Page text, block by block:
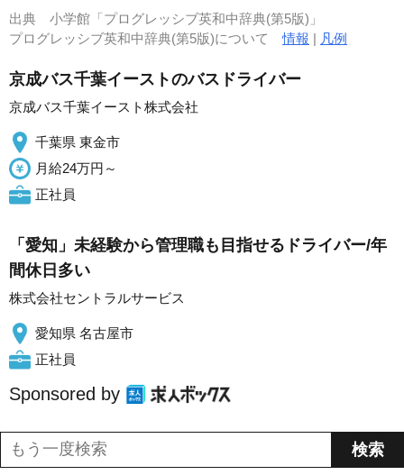
出典 小学館「プログレッシブ英和中辞典(第5版)」
プログレッシブ英和中辞典(第5版)について情報 | 凡例
京成バス千葉イーストのバスドライバー
京成バス千葉イースト株式会社
千葉県 東金市
月給24万円～
正社員
「愛知」未経験から管理職も目指せるドライバー/年
間休日多い
株式会社セントラルサービス
愛知県 名古屋市
正社員
Sponsored by